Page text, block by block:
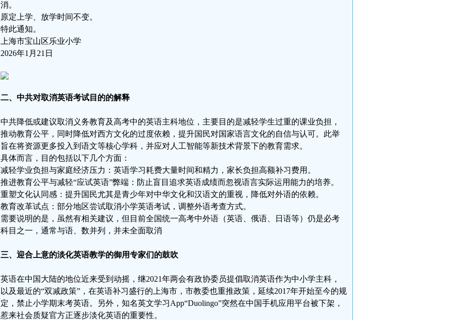
消。
原定上学、放学时间不变。
特此通知。
上海市宝山区乐业小学
2026年1月21日
二、中共对取消英语考试目的的解释
中共降低或建议取消义务教育及高考中的英语主科地位，主要目的是减轻学生过重的课业负担，
推动教育公平，同时降低对西方文化的过度依赖，提升国民对国家语言文化的自信与认可。此举
旨在将资源更多投入到语文等核心学科，并应对人工智能等新技术背景下的教育需求。
具体而言，目的包括以下几个方面：
减轻学业负担与家庭经济压力：英语学习耗费大量时间和精力，家长负担高额补习费用。
推进教育公平与减轻“应试英语”弊端：防止盲目追求英语成绩而忽视语言实际运用能力的培养。
重塑文化认同感：提升国民尤其是青少年对中华文化和汉语文的重视，降低对外语的依赖。
教育改革试点：部分地区尝试取消小学英语考试，调整外语考查方式。
需要说明的是，虽然有相关建议，但目前全国统一高考中外语（英语、俄语、日语等）仍是必考
科目之一，通常与语、数并列，并未全面取消
三、迎合上意的淡化英语教学的御用专家们的鼓吹
英语在中国大陆的地位近来受到动摇，继2021年两会有政协委员提倡取消英语作为中小学主科，
以及最近的“双减政策”，在英语补习盛行的上海市，市教委也重推政策，延续2017年开始至今的规
定，禁止小学期末考英语。另外，知名英文学习App“Duolingo”突然在中国手机应用平台被下架，
惹来社会质疑官方正逐步淡化英语的重要性。